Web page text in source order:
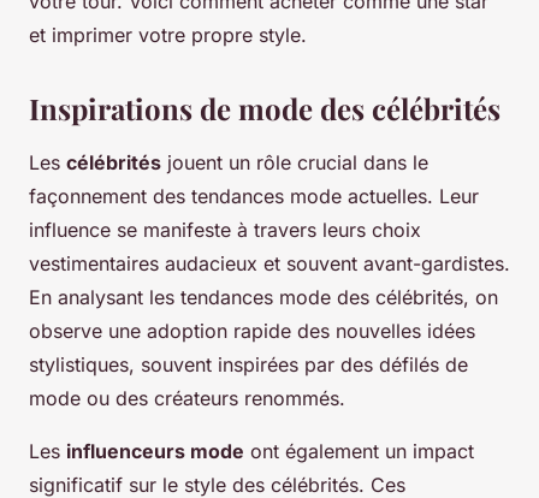
et imprimer votre propre style.
Inspirations de mode des célébrités
Les célébrités jouent un rôle crucial dans le
façonnement des tendances mode actuelles. Leur
influence se manifeste à travers leurs choix
vestimentaires audacieux et souvent avant-gardistes.
En analysant les tendances mode des célébrités, on
observe une adoption rapide des nouvelles idées
stylistiques, souvent inspirées par des défilés de
mode ou des créateurs renommés.
Les influenceurs mode ont également un impact
significatif sur le style des célébrités. Ces